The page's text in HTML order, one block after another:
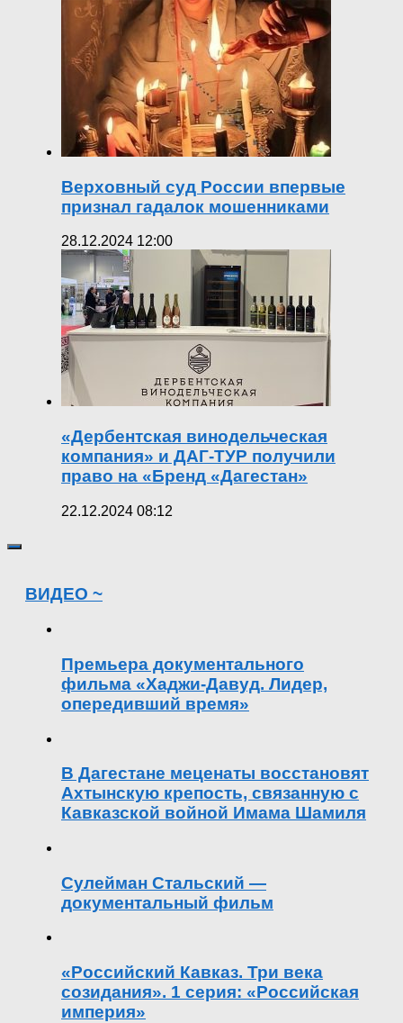
Верховный суд России впервые
признал гадалок мошенниками
28.12.2024 12:00
«Дербентская винодельческая
компания» и ДАГ-ТУР получили
право на «Бренд «Дагестан»
22.12.2024 08:12
ВИДЕО ~
Премьера документального
фильма «Хаджи-Давуд. Лидер,
опередивший время»
В Дагестане меценаты восстановят
Ахтынскую крепость, связанную с
Кавказской войной Имама Шамиля
Сулейман Стальский —
документальный фильм
«Российский Кавказ. Три века
созидания». 1 серия: «Российская
империя»